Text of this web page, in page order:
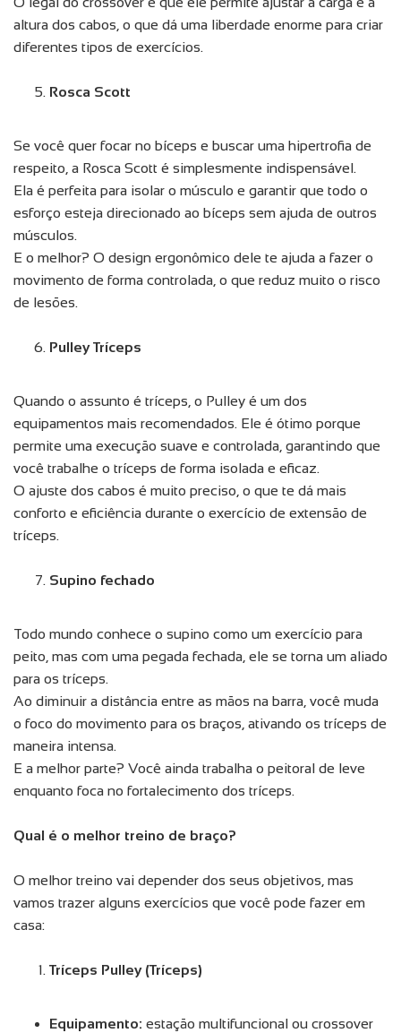
altura dos cabos, o que dá uma liberdade enorme para criar
diferentes tipos de exercícios.
Rosca Scott
Se você quer focar no bíceps e buscar uma hipertrofia de
respeito, a Rosca Scott é simplesmente indispensável.
Ela é perfeita para isolar o músculo e garantir que todo o
esforço esteja direcionado ao bíceps sem ajuda de outros
músculos.
E o melhor? O design ergonômico dele te ajuda a fazer o
movimento de forma controlada, o que reduz muito o risco
de lesões.
Pulley Tríceps
Quando o assunto é tríceps, o Pulley é um dos
equipamentos mais recomendados. Ele é ótimo porque
permite uma execução suave e controlada, garantindo que
você trabalhe o tríceps de forma isolada e eficaz.
O ajuste dos cabos é muito preciso, o que te dá mais
conforto e eficiência durante o exercício de extensão de
tríceps.
Supino fechado
Todo mundo conhece o supino como um exercício para
peito, mas com uma pegada fechada, ele se torna um aliado
para os tríceps.
Ao diminuir a distância entre as mãos na barra, você muda
o foco do movimento para os braços, ativando os tríceps de
maneira intensa.
E a melhor parte? Você ainda trabalha o peitoral de leve
enquanto foca no fortalecimento dos tríceps.
Qual é o melhor treino de braço?
O melhor treino vai depender dos seus objetivos, mas
vamos trazer alguns exercícios que você pode fazer em
casa:
Tríceps Pulley (Tríceps)
Equipamento: estação multifuncional ou crossover